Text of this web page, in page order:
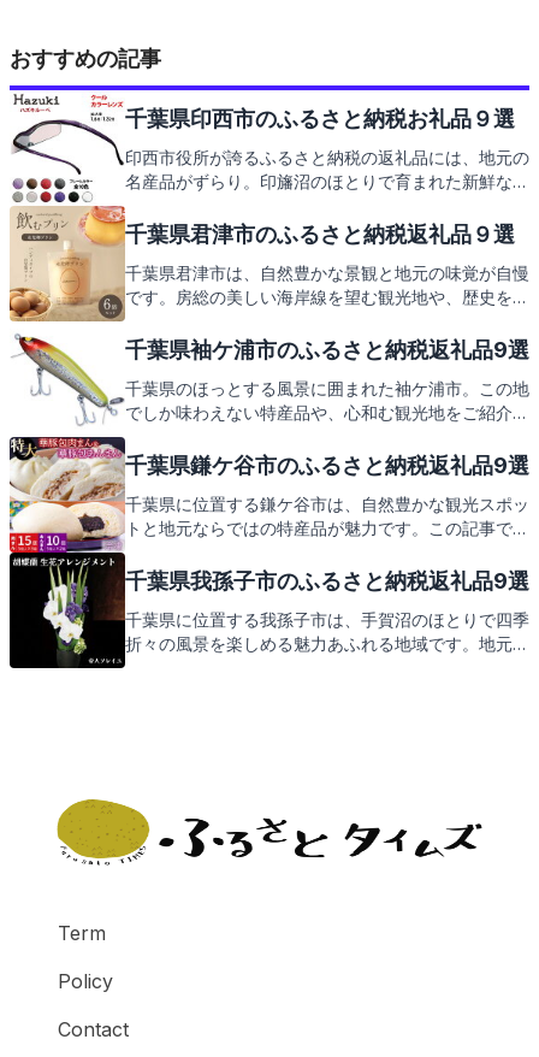
おすすめの記事
千葉県印西市のふるさと納税お礼品９選
印西市役所が誇るふるさと納税の返礼品には、地元の
名産品がずらり。印旛沼のほとりで育まれた新鮮な野
観光地もご紹介します。次は返礼品の数々をお楽しみ
千葉県君津市のふるさと納税返礼品９選
千葉県君津市は、自然豊かな景観と地元の味覚が自慢
です。房総の美しい海岸線を望む観光地や、歴史を感
納税の返礼品を通じてお届けします。地元ならではの
千葉県袖ケ浦市のふるさと納税返礼品9選
千葉県のほっとする風景に囲まれた袖ケ浦市。この地
でしか味わえない特産品や、心和む観光地をご紹介し
んか。
千葉県鎌ケ谷市のふるさと納税返礼品9選
千葉県に位置する鎌ケ谷市は、自然豊かな観光スポッ
トと地元ならではの特産品が魅力です。この記事で
礼品についてご紹介します。地元の味と心を感じる返
千葉県我孫子市のふるさと納税返礼品9選
千葉県に位置する我孫子市は、手賀沼のほとりで四季
折々の風景を楽しめる魅力あふれる地域です。地元の
Term
Policy
Contact